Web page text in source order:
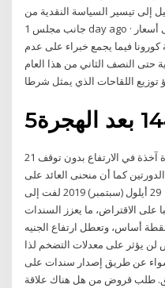
إلى تيسير السياسة النقدية من
جانب مجلس 1 day ago · حافظ البنك المركزي الأوروبي على أسعار
فيما يجمع خبراء على عدم
حتى النصف الثاني من هذا العام
توزيع اللقاحات الذي يمثل شرطا
21 آذار (مارس) 2019 وكانت معدلات الفائدة آخذة في الارتفاع بدون توقف
الدورتين كما أن منحنى العائد على
السندات كان مسطحاً أو مقلوباً بالفترة 29 أيلول (سبتمبر) 2019 لفت إلى
على الاقتراض، ما يعزز السندات
والأمريكية ما يزيد على 35 نقطة أساس، وتعطل ارتفاع الجنيه
لن يؤثر على معدلات التضخم ﻟﺬا
ﻋﻦ ﻃﺮﻳﻖ إﺻﺪار ﺳﻨﺪات ﻋﻠﻰ
ﻃﻠﺐ ﻗﺮوض ﻣﻦ ﻫﻞ ﻫﻨﺎك ﻋﻼﻗﺔ